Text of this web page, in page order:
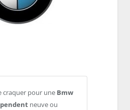
craquer pour une Bmw
neuve ou